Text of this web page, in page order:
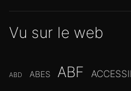
Vu sur le web
ABD ABES ABF